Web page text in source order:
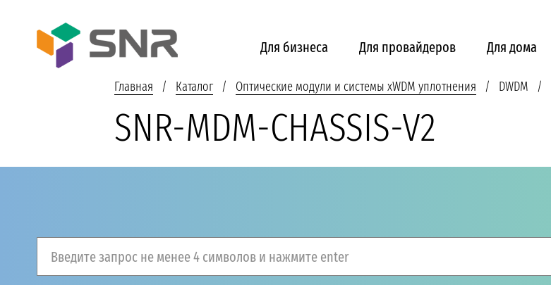
Для бизнеса Для провайдеров Для дома
Главная Каталог Оптические модули и системы xWDM уплотнения DWDM
SNR-MDM-CHASSIS-V2
Введите запрос не менее 4 символов и нажмите enter